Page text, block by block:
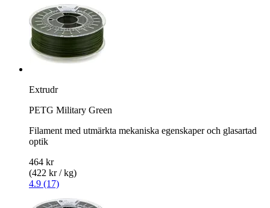
Extrudr
PETG Military Green
Filament med utmärkta mekaniska egenskaper och glasartad
optik
464 kr
(422 kr / kg)
4.9 (17)